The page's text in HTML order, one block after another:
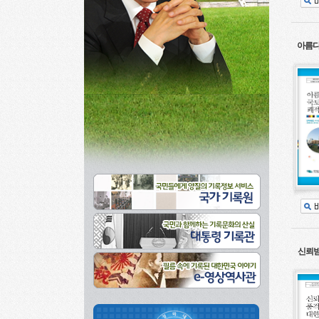
아름
신뢰